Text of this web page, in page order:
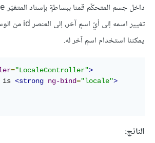
داخل جسم المتحكّم قمنا ببساطةٍ بإسناد المتغيّر
يمكننا استخدام اسمٍ آخر له.
="LocaleController">
is
<strong ng-bind="locale">
الناتج: